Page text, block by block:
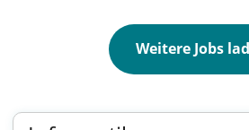
Weitere Jobs